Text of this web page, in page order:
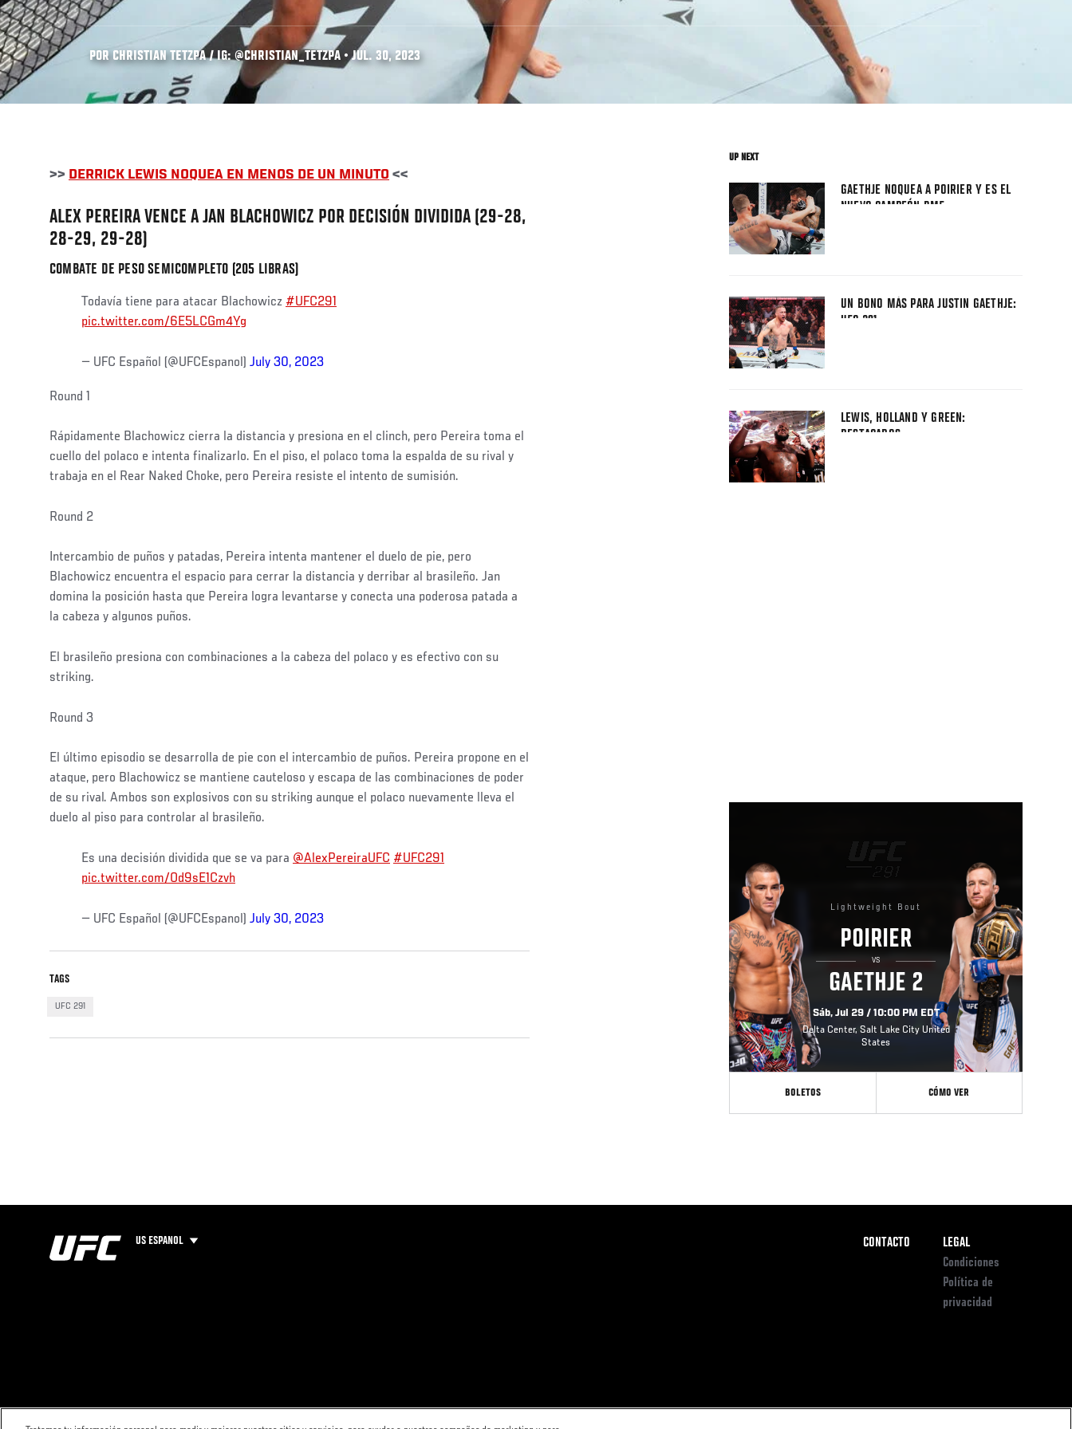
POR CHRISTIAN TETZPA / IG: @CHRISTIAN_TETZPA • JUL. 30, 2023
>> DERRICK LEWIS NOQUEA EN MENOS DE UN MINUTO <<
ALEX PEREIRA VENCE A JAN BLACHOWICZ POR DECISIÓN DIVIDIDA (29-28,
28-29, 29-28)
COMBATE DE PESO SEMICOMPLETO (205 LIBRAS)
Todavía tiene para atacar Blachowicz #UFC291
pic.twitter.com/6E5LCGm4Yg
— UFC Español (@UFCEspanol) July 30, 2023
Round 1
Rápidamente Blachowicz cierra la distancia y presiona en el clinch, pero Pereira toma el
cuello del polaco e intenta finalizarlo. En el piso, el polaco toma la espalda de su rival y
trabaja en el Rear Naked Choke, pero Pereira resiste el intento de sumisión.
Round 2
Intercambio de puños y patadas, Pereira intenta mantener el duelo de pie, pero
Blachowicz encuentra el espacio para cerrar la distancia y derribar al brasileño. Jan
domina la posición hasta que Pereira logra levantarse y conecta una poderosa patada a
la cabeza y algunos puños.
El brasileño presiona con combinaciones a la cabeza del polaco y es efectivo con su
striking.
Round 3
El último episodio se desarrolla de pie con el intercambio de puños. Pereira propone en el
ataque, pero Blachowicz se mantiene cauteloso y escapa de las combinaciones de poder
de su rival. Ambos son explosivos con su striking aunque el polaco nuevamente lleva el
duelo al piso para controlar al brasileño.
Es una decisión dividida que se va para @AlexPereiraUFC #UFC291
pic.twitter.com/Od9sE1Czvh
— UFC Español (@UFCEspanol) July 30, 2023
TAGS
UFC 291
UP NEXT
GAETHJE NOQUEA A POIRIER Y ES EL
NUEVO CAMPEÓN BMF
UN BONO MÁS PARA JUSTIN GAETHJE:
UFC 291
LEWIS, HOLLAND Y GREEN:
DESTACADOS
Lightweight Bout
POIRIER
VS
GAETHJE 2
Sáb, Jul 29 / 10:00 PM EDT
Delta Center, Salt Lake City United
States
BOLETOS CÓMO VER
US ESPANOL
Pie
CONTACTO
LEGAL
Condiciones
Política de
privacidad